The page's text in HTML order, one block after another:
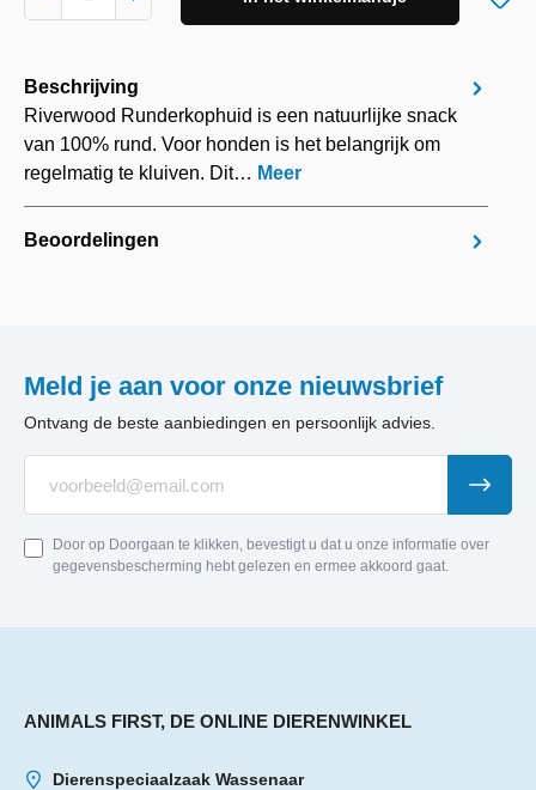
Beschrijving
Riverwood Runderkophuid is een natuurlijke snack
van 100% rund. Voor honden is het belangrijk om
regelmatig te kluiven. Dit… Meer
Beoordelingen
Meld je aan voor onze nieuwsbrief
Ontvang de beste aanbiedingen en persoonlijk advies.
Door op Doorgaan te klikken, bevestigt u dat u onze informatie over
gegevensbescherming hebt gelezen en ermee akkoord gaat.
ANIMALS FIRST, DE ONLINE DIERENWINKEL
Dierenspeciaalzaak Wassenaar